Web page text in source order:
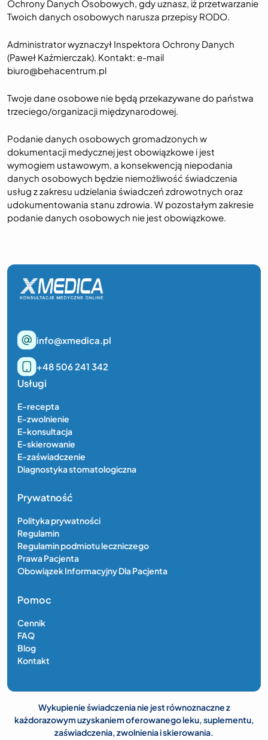
Ochrony Danych Osobowych, gdy uznasz, iż przetwarzanie
Twoich danych osobowych narusza przepisy RODO.
Administrator wyznaczył Inspektora Ochrony Danych
(Paweł Kaźmierczak). Kontakt: e-mail
biuro@behacentrum.pl
Twoje dane osobowe nie będą przekazywane do państwa
trzeciego/organizacji międzynarodowej.
Podanie danych osobowych gromadzonych w
dokumentacji medycznej jest obowiązkowe i jest
wymogiem ustawowym, a konsekwencją niepodania
danych osobowych będzie niemożliwość świadczenia
usług z zakresu udzielania świadczeń zdrowotnych oraz
udokumentowania stanu zdrowia. W pozostałym zakresie
podanie danych osobowych nie jest obowiązkowe.
info@xmedica.pl
+48 506 241 342
Usługi
E-recepta
E-zwolnienie
E-konsultacja
E-skierowanie
E-zaświadczenie
Diagnostyka stomatologiczna
Prywatność
Polityka prywatności
Regulamin
Regulamin podmiotu leczniczego
Prawa Pacjenta
Obowiązek Informacyjny Dla Pacjenta
Pomoc
Cennik
FAQ
Blog
Kontakt
Wykupienie świadczenia nie jest równoznaczne z
każdorazowym uzyskaniem oferowanego leku, suplementu,
zaświadczenia, zwolnienia i skierowania.